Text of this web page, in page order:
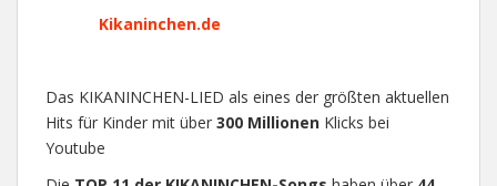
Kikaninchen.de
Das KIKANINCHEN-LIED als eines der größten aktuellen
Hits für Kinder mit über 300 Millionen Klicks bei
Youtube